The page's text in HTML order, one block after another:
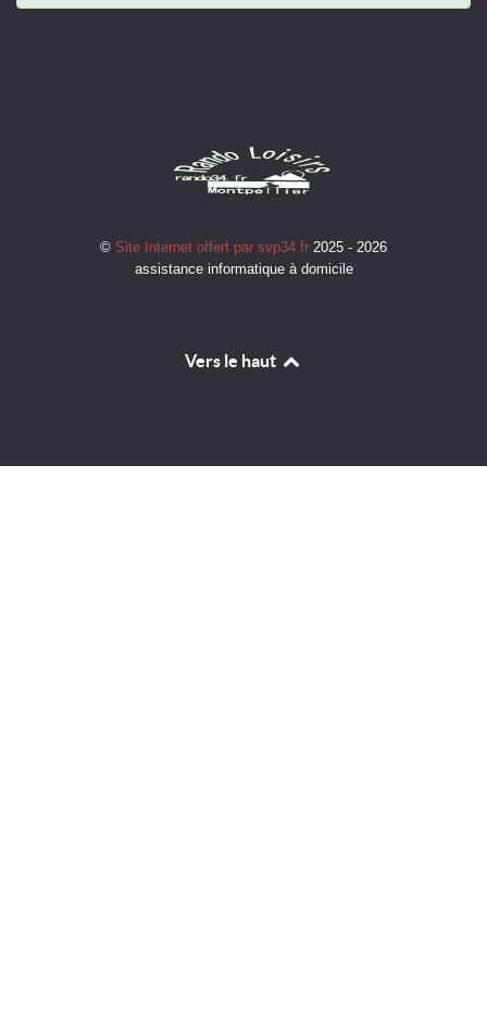
© Site Internet offert par svp34.fr 2025 - 2026
assistance informatique à domicile
Vers le haut